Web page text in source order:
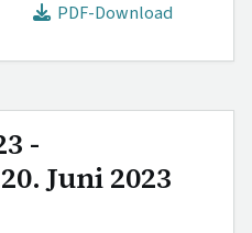
PDF-Download
-
Juni 2023